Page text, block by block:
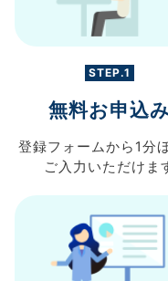
STEP.1
無料お申込み
登録フォームから 1分
ご入力 いただけま